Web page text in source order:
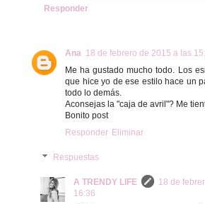
Responder
Ana 18 de febrero de 2015 a las
Me ha gustado mucho todo. Los
que hice yo de ese estilo hace un
todo lo demás.
Aconsejas la "caja de avril"? Me
Bonito post
Responder Eliminar
Respuestas
A TRENDY LIFE
18 de
16:36